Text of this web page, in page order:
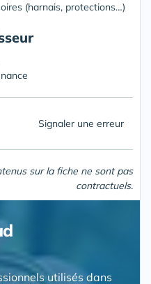
(harnais, protections…)
Signaler une erreur
sur la fiche ne sont pas
contractuels.
utilisés dans